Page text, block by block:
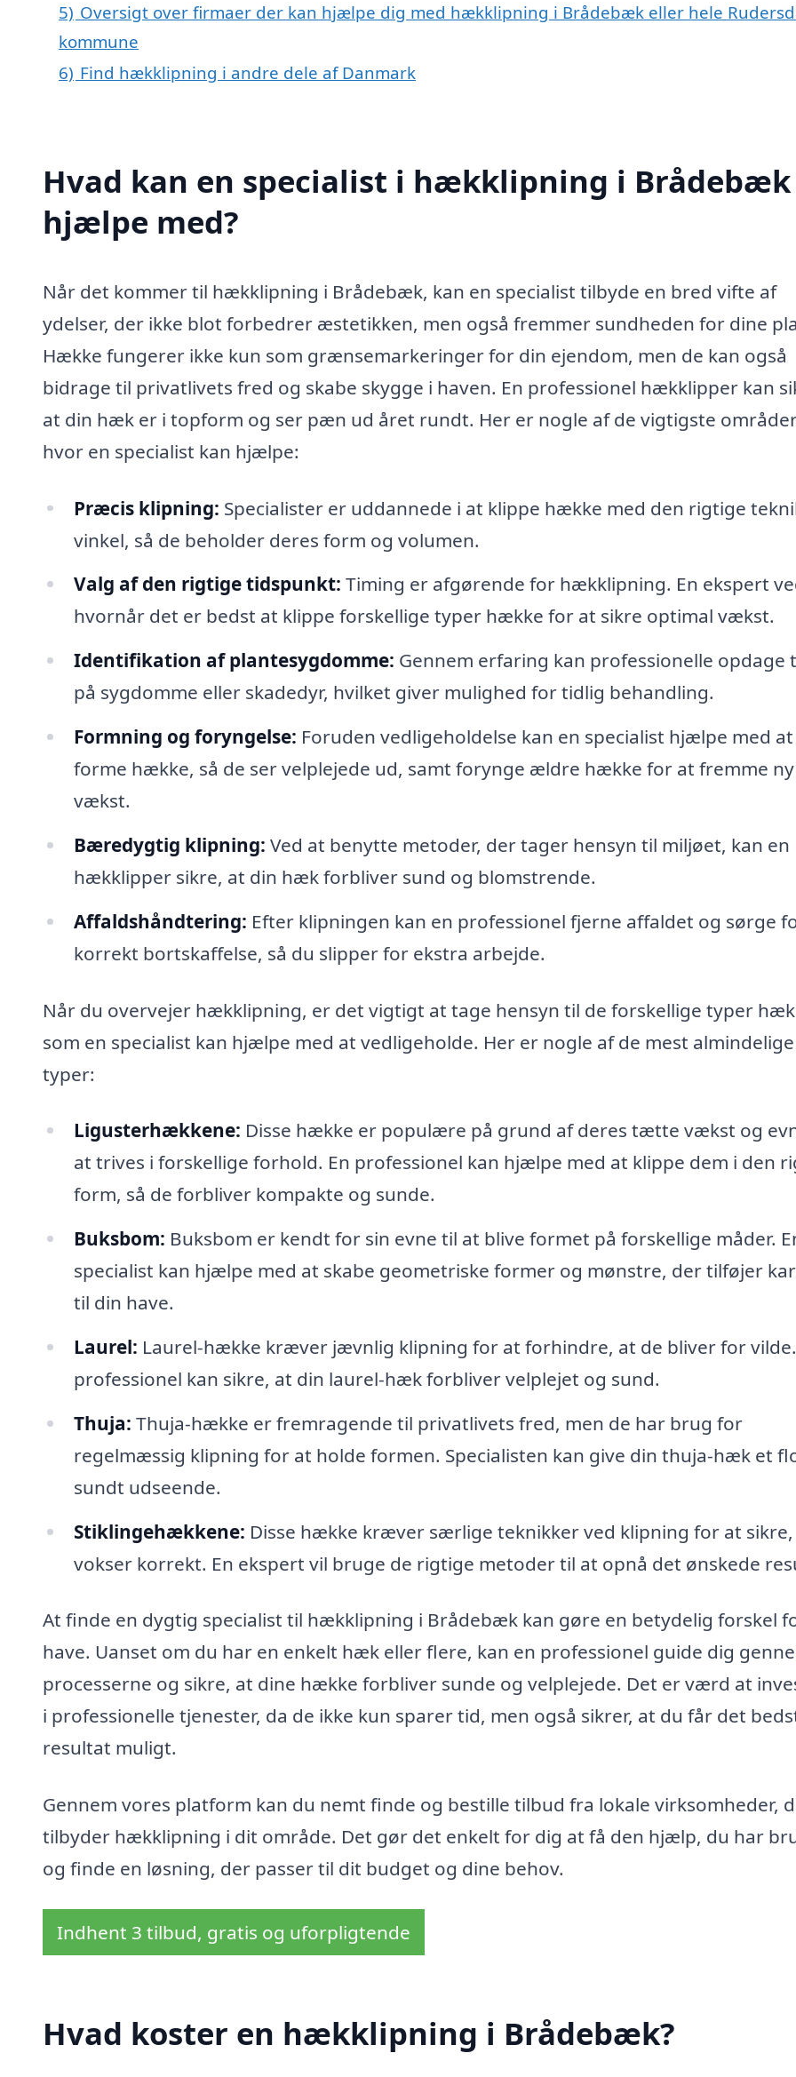
5) Oversigt over firmaer der kan hjælpe dig med hækklipning i Brådebæk eller hele
kommune
6) Find hækklipning i andre dele af Danmark
Hvad kan en specialist i hækklipning i Brådebæk
hjælpe med?
Når det kommer til hækklipning i Brådebæk, kan en specialist tilbyde en bred vifte af
ydelser, der ikke blot forbedrer æstetikken, men også fremmer sundheden for dine
Hække fungerer ikke kun som grænsemarkeringer for din ejendom, men de kan også
bidrage til privatlivets fred og skabe skygge i haven. En professionel hækklipper kan
at din hæk er i topform og ser pæn ud året rundt. Her er nogle af de vigtigste
hvor en specialist kan hjælpe:
Præcis klipning: Specialister er uddannede i at klippe hække med den rigtige
vinkel, så de beholder deres form og volumen.
Valg af den rigtige tidspunkt: Timing er afgørende for hækklipning. En ekspert
hvornår det er bedst at klippe forskellige typer hække for at sikre optimal vækst.
Identifikation af plantesygdomme: Gennem erfaring kan professionelle opdage
på sygdomme eller skadedyr, hvilket giver mulighed for tidlig behandling.
Formning og foryngelse: Foruden vedligeholdelse kan en specialist hjælpe med at
forme hække, så de ser velplejede ud, samt forynge ældre hække for at fremme ny
vækst.
Bæredygtig klipning: Ved at benytte metoder, der tager hensyn til miljøet, kan en
hækklipper sikre, at din hæk forbliver sund og blomstrende.
Affaldshåndtering: Efter klipningen kan en professionel fjerne affaldet og sørge
korrekt bortskaffelse, så du slipper for ekstra arbejde.
Når du overvejer hækklipning, er det vigtigt at tage hensyn til de forskellige typer
som en specialist kan hjælpe med at vedligeholde. Her er nogle af de mest almindelige
typer:
Ligusterhækkene: Disse hække er populære på grund af deres tætte vækst og
at trives i forskellige forhold. En professionel kan hjælpe med at klippe dem i den
form, så de forbliver kompakte og sunde.
Buksbom: Buksbom er kendt for sin evne til at blive formet på forskellige måder.
specialist kan hjælpe med at skabe geometriske former og mønstre, der tilføjer
til din have.
Laurel: Laurel-hække kræver jævnlig klipning for at forhindre, at de bliver for
professionel kan sikre, at din laurel-hæk forbliver velplejet og sund.
Thuja: Thuja-hække er fremragende til privatlivets fred, men de har brug for
regelmæssig klipning for at holde formen. Specialisten kan give din thuja-hæk et
sundt udseende.
Stiklingehækkene: Disse hække kræver særlige teknikker ved klipning for at
vokser korrekt. En ekspert vil bruge de rigtige metoder til at opnå det ønskede
At finde en dygtig specialist til hækklipning i Brådebæk kan gøre en betydelig forskel
have. Uanset om du har en enkelt hæk eller flere, kan en professionel guide dig
processerne og sikre, at dine hække forbliver sunde og velplejede. Det er værd at
i professionelle tjenester, da de ikke kun sparer tid, men også sikrer, at du får det
resultat muligt.
Gennem vores platform kan du nemt finde og bestille tilbud fra lokale virksomheder,
tilbyder hækklipning i dit område. Det gør det enkelt for dig at få den hjælp, du har
og finde en løsning, der passer til dit budget og dine behov.
Indhent 3 tilbud, gratis og uforpligtende
Hvad koster en hækklipning i Brådebæk?